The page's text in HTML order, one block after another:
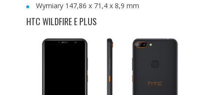
Wymiary 147,86 x 71,4 x 8,9 mm
HTC WILDFIRE E PLUS